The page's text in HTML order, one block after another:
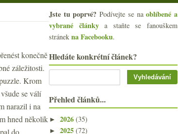
konečně
záležitosti.
Krom
se válí
narazil i na
hned několik
do
Jste tu poprvé? Podívejte se naoblíbené a
vybrané článkya staňte se fanouškem
stránek na Facebooku.
Hledáte konkrétní článek?
Přehled článků...
► 2026 (35)
► 2025 (72)